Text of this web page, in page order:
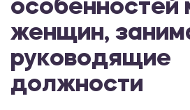
особенностей
женщин,
руководящие
должности